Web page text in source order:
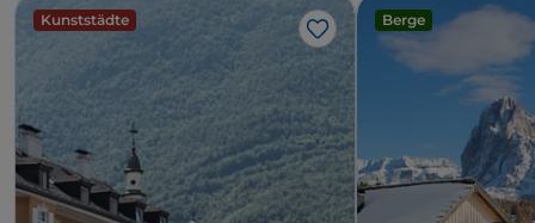
Kunststädte
Like
Berge